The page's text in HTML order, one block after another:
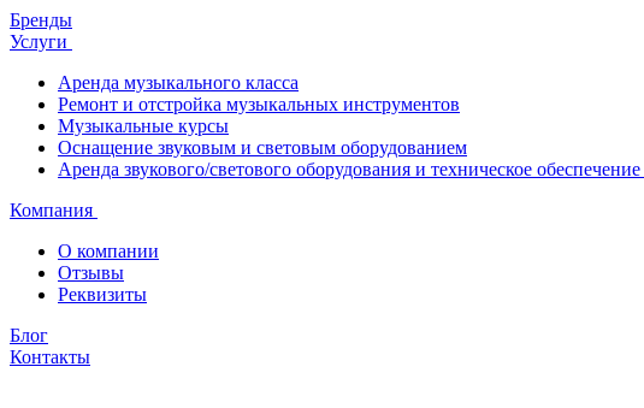
Бренды
Услуги
Аренда музыкального класса
Ремонт и отстройка музыкальных инструментов
Музыкальные курсы
Оснащение звуковым и световым оборудованием
Аренда звукового/светового оборудования и техническое
Компания
О компании
Отзывы
Реквизиты
Блог
Контакты